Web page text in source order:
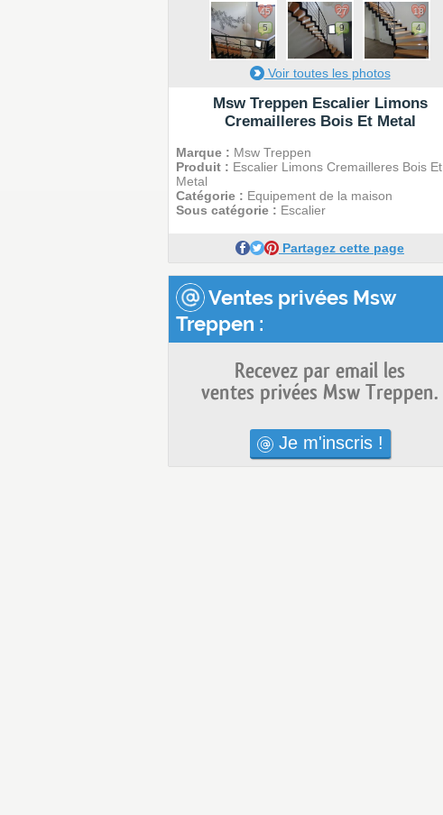
45
5
27
9
18
4
Voir toutes les photos
Msw Treppen Escalier Limons
Cremailleres Bois Et Metal
Marque : Msw Treppen
Produit : Escalier Limons Cremailleres Bois Et
Metal
Catégorie : Equipement de la maison
Sous catégorie : Escalier
Partagez cette page
Ventes privées Msw
Treppen :
Recevez par email les
ventes privées Msw Treppen.
Je m'inscris !